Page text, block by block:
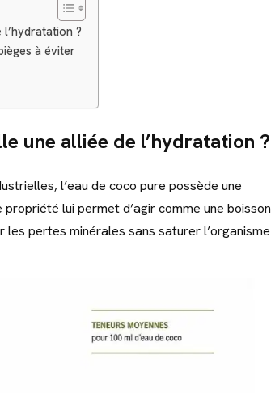
?
à éviter
une alliée de l’hydratation ?
l’eau de coco pure possède une
lui permet d’agir comme une boisson
les pertes minérales sans saturer l’organisme